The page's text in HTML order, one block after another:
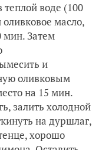
воде (100
масло,
мин. Затем
и
оливковым
на 15 мин.
залить холодной
на дуршлаг,
хорошо